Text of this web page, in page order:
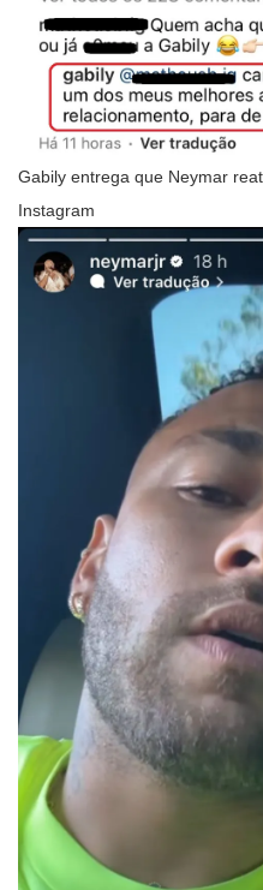
Gabily entrega que Neymar
Instagram